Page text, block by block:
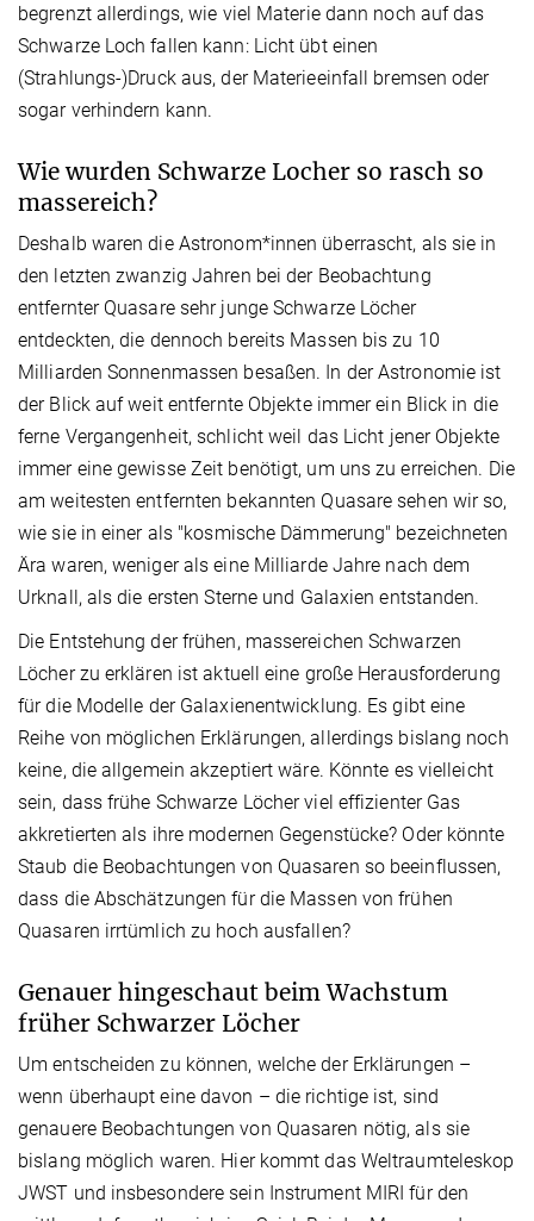
begrenzt allerdings, wie viel Materie dann noch auf das
Schwarze Loch fallen kann: Licht übt einen
(Strahlungs-)Druck aus, der Materieeinfall bremsen oder
sogar verhindern kann.
Wie wurden Schwarze Locher so rasch so
massereich?
Deshalb waren die Astronom*innen überrascht, als sie in
den letzten zwanzig Jahren bei der Beobachtung
entfernter Quasare sehr junge Schwarze Löcher
entdeckten, die dennoch bereits Massen bis zu 10
Milliarden Sonnenmassen besaßen. In der Astronomie ist
der Blick auf weit entfernte Objekte immer ein Blick in die
ferne Vergangenheit, schlicht weil das Licht jener Objekte
immer eine gewisse Zeit benötigt, um uns zu erreichen. Die
am weitesten entfernten bekannten Quasare sehen wir so,
wie sie in einer als "kosmische Dämmerung" bezeichneten
Ära waren, weniger als eine Milliarde Jahre nach dem
Urknall, als die ersten Sterne und Galaxien entstanden.
Die Entstehung der frühen, massereichen Schwarzen
Löcher zu erklären ist aktuell eine große Herausforderung
für die Modelle der Galaxienentwicklung. Es gibt eine
Reihe von möglichen Erklärungen, allerdings bislang noch
keine, die allgemein akzeptiert wäre. Könnte es vielleicht
sein, dass frühe Schwarze Löcher viel effizienter Gas
akkretierten als ihre modernen Gegenstücke? Oder könnte
Staub die Beobachtungen von Quasaren so beeinflussen,
dass die Abschätzungen für die Massen von frühen
Quasaren irrtümlich zu hoch ausfallen?
Genauer hingeschaut beim Wachstum
früher Schwarzer Löcher
Um entscheiden zu können, welche der Erklärungen –
wenn überhaupt eine davon – die richtige ist, sind
genauere Beobachtungen von Quasaren nötig, als sie
bislang möglich waren. Hier kommt das Weltraumteleskop
JWST und insbesondere sein Instrument MIRI für den